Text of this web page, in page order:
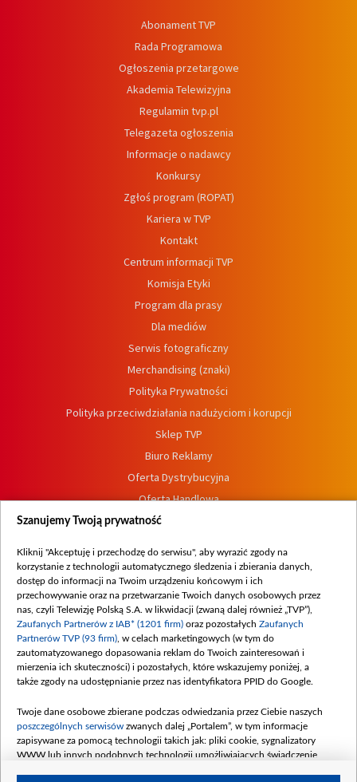
Abonament TVP
Rada Programowa
Ogłoszenia przetargowe
Akademia Telewizyjna
Regulamin tvp.pl
Telegazeta ogłoszenia
Informacje o nadawcy
Konkursy
Zgłoś program (ROPAT)
Kariera w TVP
Kontakt
Centrum informacji TVP
Komisja Etyki
Program dla prasy
Dla mediów
Serwis fotograficzny
Merchandising (znaki)
Polityka Prywatności
Polityka przeciwdziałania nadużyciom i korupcji
Sklep TVP
Biuro Reklamy
Oferta Dystrybucyjna
Oferta Handlowa
Dostępność
Procedura zgłoszeń wewnętrznych
Szanujemy Twoją prywatność
Kliknij "Akceptuję i przechodzę do serwisu", aby wyrazić zgody na
korzystanie z technologii automatycznego śledzenia i zbierania danych,
dostęp do informacji na Twoim urządzeniu końcowym i ich
przechowywanie oraz na przetwarzanie Twoich danych osobowych przez
nas, czyli Telewizję Polską S.A. w likwidacji (zwaną dalej również „TVP”),
Zaufanych Partnerów z IAB* (1201 firm) oraz pozostałych Zaufanych
Partnerów TVP (93 firm) , w celach marketingowych (w tym do
zautomatyzowanego dopasowania reklam do Twoich zainteresowań i
mierzenia ich skuteczności) i pozostałych, które wskazujemy poniżej, a
także zgody na udostępnianie przez nas identyfikatora PPID do Google.
Twoje dane osobowe zbierane podczas odwiedzania przez Ciebie naszych
poszczególnych serwisów zwanych dalej „Portalem”, w tym informacje
zapisywane za pomocą technologii takich jak: pliki cookie, sygnalizatory
WWW lub innych podobnych technologii umożliwiających świadczenie